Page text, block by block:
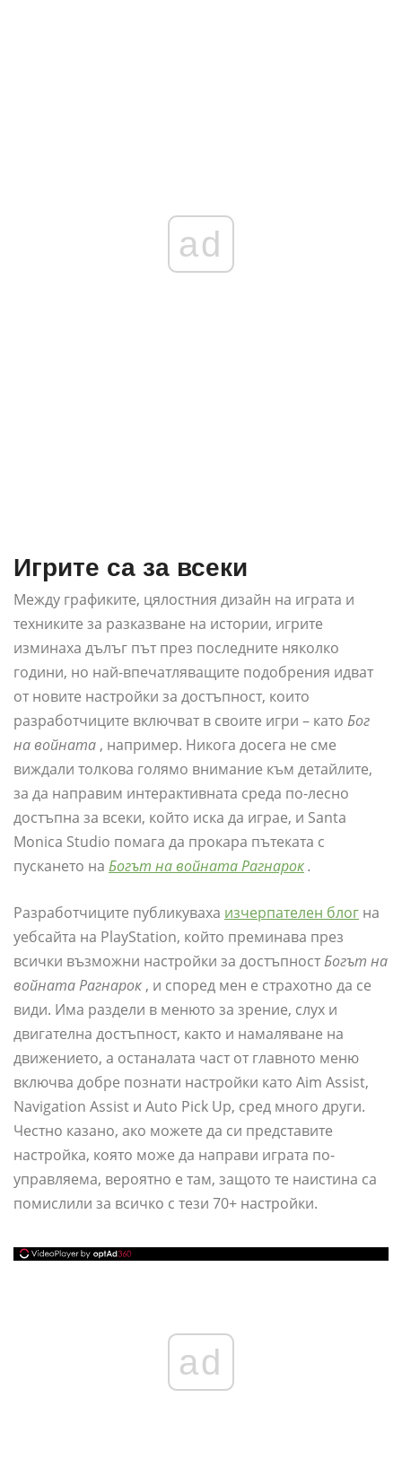
ad
Игрите са за всеки
Между графиките, цялостния дизайн на играта и
техниките за разказване на истории, игрите
изминаха дълъг път през последните няколко
години, но най-впечатляващите подобрения идват
от новите настройки за достъпност, които
разработчиците включват в своите игри – като Бог
на войната , например. Никога досега не сме
виждали толкова голямо внимание към детайлите,
за да направим интерактивната среда по-лесно
достъпна за всеки, който иска да играе, и Santa
Monica Studio помага да прокара пътеката с
пускането на Богът на войната Рагнарок.
Разработчиците публикуваха изчерпателен блог на
уебсайта на PlayStation, който преминава през
всички възможни настройки за достъпностБогът на
войната Рагнарок , и според мен е страхотно да се
види. Има раздели в менюто за зрение, слух и
двигателна достъпност, както и намаляване на
движението, а останалата част от главното меню
включва добре познати настройки като Aim Assist,
Navigation Assist и Auto Pick Up, сред много други.
Честно казано, ако можете да си представите
настройка, която може да направи играта по-
управляема, вероятно е там, защото те наистина са
помислили за всичко с тези 70+ настройки.
ad